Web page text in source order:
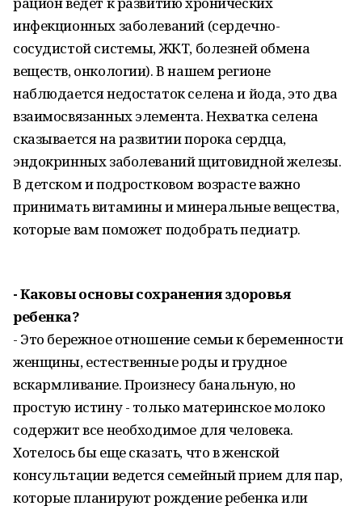
инфекционных заболеваний (сердечно-
сосудистой системы, ЖКТ, болезней обмена
веществ, онкологии). В нашем регионе
наблюдается недостаток селена и йода, это два
взаимосвязанных элемента. Нехватка селена
сказывается на развитии порока сердца,
эндокринных заболеваний щитовидной железы.
В детском и подростковом возрасте важно
принимать витамины и минеральные вещества,
которые вам поможет подобрать педиатр.
- Каковы основы сохранения здоровья
ребенка?
- Это бережное отношение семьи к беременности
женщины, естественные роды и грудное
вскармливание. Произнесу банальную, но
простую истину - только материнское молоко
содержит все необходимое для человека.
Хотелось бы еще сказать, что в женской
консультации ведется семейный прием для пар,
которые планируют рождение ребенка или